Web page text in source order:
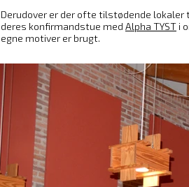
Derudover er der ofte tilstødende
deres konfirmandstue med Alpha TYST i
egne motiver er brugt.